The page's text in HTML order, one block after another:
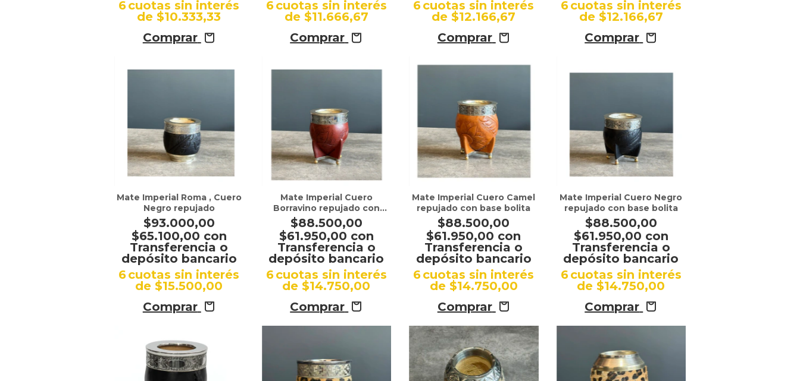
6cuotas sin interés
de$10.333,33
Comprar
6cuotas sin interés
de $11.666,67
Comprar
6cuotas sin interés
de$12.166,67
Comprar
6cuotas sin interés
de $12.166,67
Comprar
Mate Imperial Roma , Cuero
Negro repujado
$93.000,00
$65.100,00 con
Transferencia o
depósito bancario
6cuotas sin interés
de$15.500,00
Comprar
Mate Imperial Cuero
Borravino repujado con
base bolita
$88.500,00
$61.950,00 con
Transferencia o
depósito bancario
6cuotas sin interés
de$14.750,00
Comprar
Mate Imperial Cuero Camel
repujado con base bolita
$88.500,00
$61.950,00 con
Transferencia o
depósito bancario
6cuotas sin interés
de $14.750,00
Comprar
Mate Imperial Cuero Negro
repujado con base bolita
$88.500,00
$61.950,00 con
Transferencia o
depósito bancario
6cuotas sin interés
de$14.750,00
Comprar